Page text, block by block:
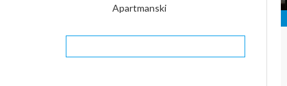
Apartmanski